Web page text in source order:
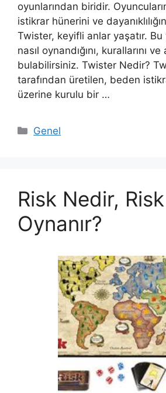
oyunlarından biridir.
istikrar hünerini ve
Twister, keyifli anlar yaşatır. Bu
nasıl oynandığını, kurallarını ve
bulabilirsiniz. Twister Nedir?
tarafından üretilen, beden
üzerine kurulu bir …
Kategoriler
Genel
Risk Nedir, Risk
Oynanır?